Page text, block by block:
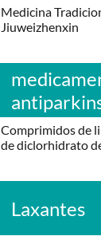
Medicina
Jiuweizhenxin
Comprimidos de
de diclorhidrato
Laxantes